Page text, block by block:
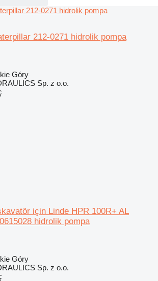
212-0271 hidrolik pompa
Góry
Sp. z o.o.
için Linde HPR 100R+ AL
hidrolik pompa
Góry
Sp. z o.o.